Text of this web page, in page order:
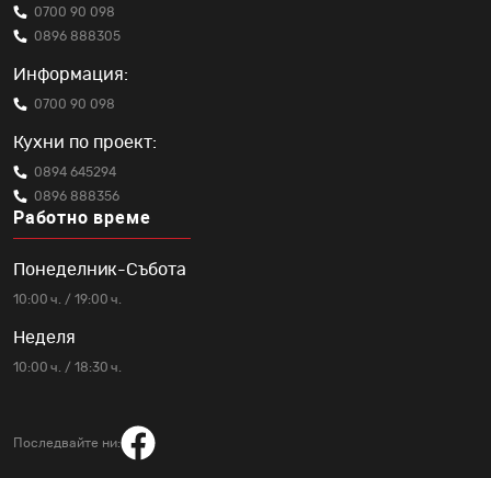
0700 90 098
0896 888305
Информация:
0700 90 098
Кухни по проект:
0894 645294
0896 888356
Работно време
Понеделник-Събота
10:00 ч. / 19:00 ч.
Неделя
10:00 ч. / 18:30 ч.
Последвайте ни: